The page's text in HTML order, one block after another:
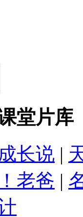
堂片库
长说 |
老爸 |